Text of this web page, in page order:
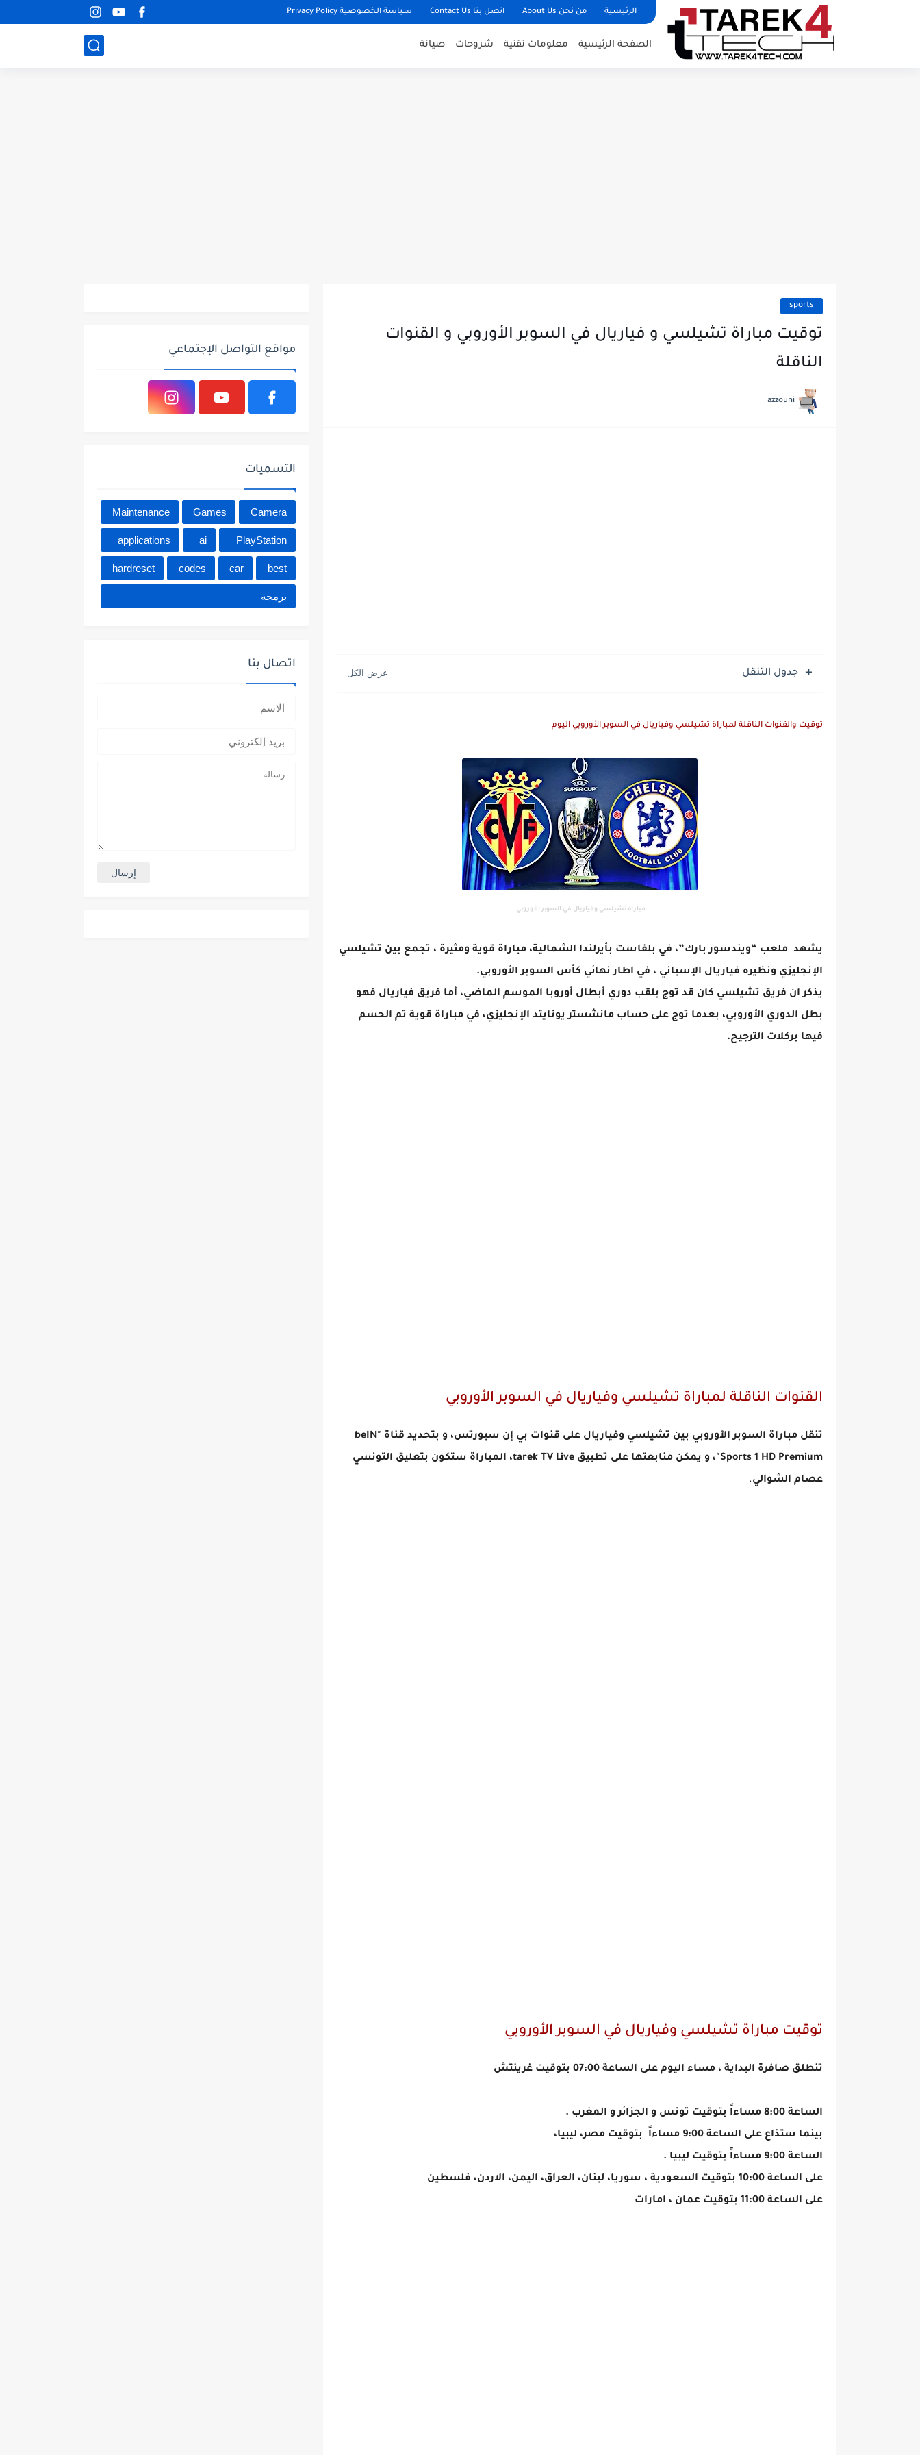
الرئيسية من نحن About Us اتصل بنا Contact Us سياسة الخصوصية Privacy Policy
الصفحة الرئيسية معلومات تقنية شروحات صيانة
sports
توقيت مباراة تشيلسي و فياريال في السوبر الأوروبي و القنوات
الناقلة
azzouni
جدول التنقل
توقيت والقنوات الناقلة لمباراة تشيلسي وفياريال في السوبر الأوروبي اليوم
مباراة تشيلسي وفياريال في السوبر الأوروبي
يشهد ملعب “ويندسور بارك”، في بلفاست بأيرلندا الشمالية، مباراة قوية ومثيرة ، تجمع بين تشيلسي
الإنجليزي ونظيره فياريال الإسباني ، في اطار نهائي كأس السوبر الأوروبي.
يذكر ان فريق تشيلسي كان قد توج بلقب دوري أبطال أوروبا الموسم الماضي، أما فريق فياريال فهو
بطل الدوري الأوروبي، بعدما توج على حساب مانشستر يونايتد الإنجليزي، في مباراة قوية تم الحسم
فيها بركلات الترجيح.
القنوات الناقلة لمباراة تشيلسي وفياريال في السوبر الأوروبي
تنقل مباراة السوبر الأوروبي بين تشيلسي وفياريال على قنوات بي إن سبورتس، و بتحديد قناة "beIN
Sports 1 HD Premium"، و يمكن منابعتها على تطبيق tarek TV Live، المباراة ستكون بتعليق التونسي
عصام الشوالي.
توقيت مباراة تشيلسي وفياريال في السوبر الأوروبي
تنطلق صافرة البداية ، مساء اليوم على الساعة 07:00 بتوقيت غرينتش
الساعة 8:00 مساءاً بتوقيت تونس و الجزائر و المغرب .
بينما ستذاع على الساعة 9:00 مساءاً بتوقيت مصر، ليبيا،
الساعة 9:00 مساءاً بتوقيت ليبيا .
على الساعة 10:00 بتوقيت السعودية ، سوريا، لبنان، العراق، اليمن، الاردن، فلسطين
على الساعة 11:00 بتوقيت عمان ، امارات
مواقع التواصل الإجتماعي
التسميات
Camera
Games
Maintenance
PlayStation
ai
applications
best
car
codes
hardreset
برمجة
اتصال بنا